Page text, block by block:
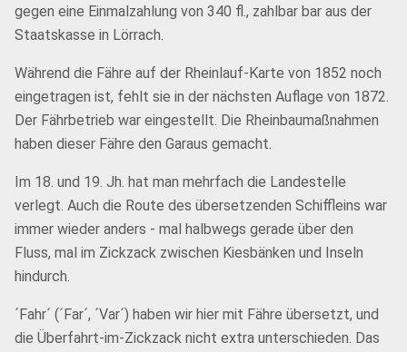
gegen eine Einmalzahlung von 340 fl., zahlbar bar aus der
Staatskasse in Lörrach.
Während die Fähre auf der Rheinlauf-Karte von 1852 noch
eingetragen ist, fehlt sie in der nächsten Auflage von 1872.
Der Fährbetrieb war eingestellt. Die Rheinbaumaßnahmen
haben dieser Fähre den Garaus gemacht.
Im 18. und 19. Jh. hat man mehrfach die Landestelle
verlegt. Auch die Route des übersetzenden Schiffleins war
immer wieder anders - mal halbwegs gerade über den
Fluss, mal im Zickzack zwischen Kiesbänken und Inseln
hindurch.
´Fahr´ (´Far´, ´Var´) haben wir hier mit Fähre übersetzt, und
die Überfahrt-im-Zickzack nicht extra unterschieden. Das